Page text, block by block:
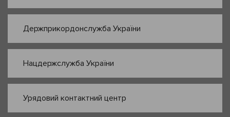
Держприкордонслужба України
Нацдержслужба України
Урядовий контактний центр